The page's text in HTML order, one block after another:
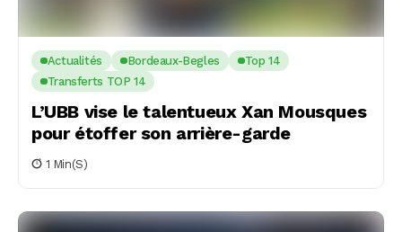
Actualités Bordeaux-Begles
Top 14
Transferts TOP 14
L’UBB vise le talentueux Xan Mousques
pour étoffer son arrière-garde
1 Min(s)